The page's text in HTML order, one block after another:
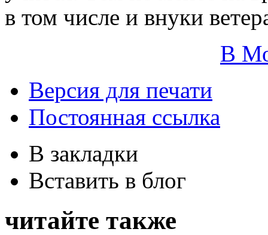
в том числе и внуки
В
Версия для печати
Постоянная ссылка
В закладки
Вставить в блог
читайте также